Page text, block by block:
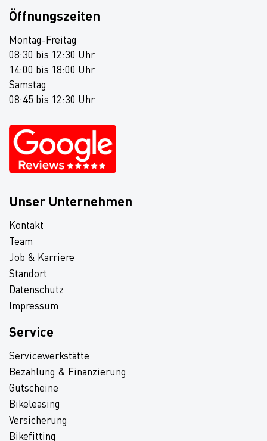
Öffnungszeiten
Montag-Freitag
08:30 bis 12:30 Uhr
14:00 bis 18:00 Uhr
Samstag
08:45 bis 12:30 Uhr
Unser Unternehmen
Kontakt
Team
Job & Karriere
Standort
Datenschutz
Impressum
Service
Servicewerkstätte
Bezahlung & Finanzierung
Gutscheine
Bikeleasing
Versicherung
Bikefitting